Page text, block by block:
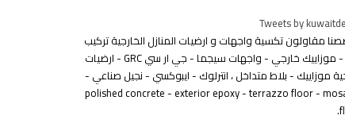
Tweets by
مقاولون تكسية واجهات و ارضيات المنازل الخارجية تركيب
حجر - موزاييك خارجي - واجهات سيجما - جي ار سي GRC - ارضيات
موزاييك - بلاط متداخل ، انترلوك - ايبوكسي - نجيل صناعي -
polished concrete - exterior epoxy - terrazzo floor -